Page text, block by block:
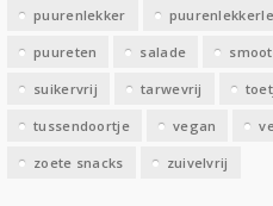
puurenlekker
puureten salade
suikervrij tarwevrij
tussendoortje vegan
zoete snacks zuivelvrij